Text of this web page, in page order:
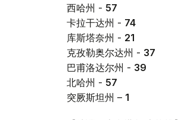
西哈州 - 57
卡拉干达州 - 74
库斯塔奈州 - 21
克孜勒奥尔达州 - 37
巴甫洛达尔州 - 39
北哈州 - 57
突厥斯坦州 – 1